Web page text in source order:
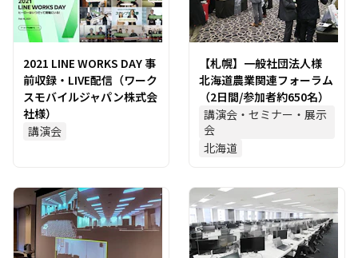
2021 LINE WORKS DAY 事
前収録・LIVE配信（ワーク
スモバイルジャパン株式会
社様）
講演会
【札幌】一般社団法人様
北海道農業関連フォーラム
（2日間/参加者約650名）
講演会・セミナー・展示
会
北海道